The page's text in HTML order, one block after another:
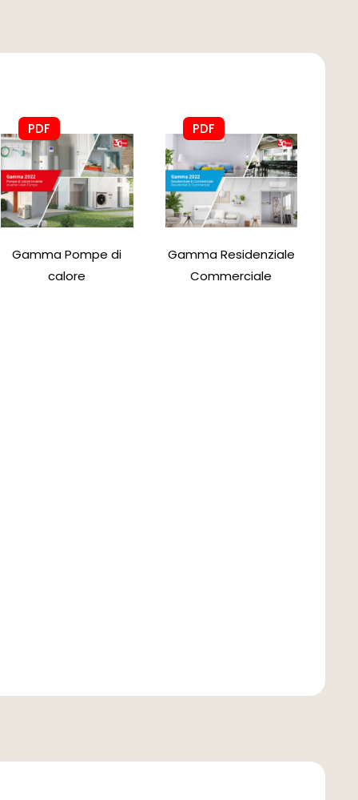
PDF
Gamma Pompe di
calore
PDF
Gamma Residenziale
Commerciale